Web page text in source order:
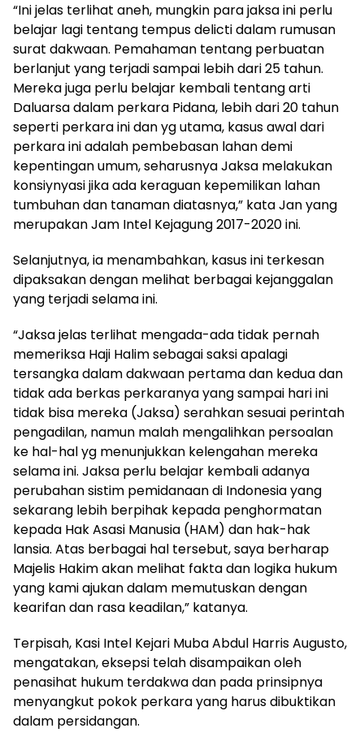
“Ini jelas terlihat aneh, mungkin para jaksa ini perlu
belajar lagi tentang tempus delicti dalam rumusan
surat dakwaan. Pemahaman tentang perbuatan
berlanjut yang terjadi sampai lebih dari 25 tahun.
Mereka juga perlu belajar kembali tentang arti
Daluarsa dalam perkara Pidana, lebih dari 20 tahun
seperti perkara ini dan yg utama, kasus awal dari
perkara ini adalah pembebasan lahan demi
kepentingan umum, seharusnya Jaksa melakukan
konsiynyasi jika ada keraguan kepemilikan lahan
tumbuhan dan tanaman diatasnya,” kata Jan yang
merupakan Jam Intel Kejagung 2017-2020 ini.
Selanjutnya, ia menambahkan, kasus ini terkesan
dipaksakan dengan melihat berbagai kejanggalan
yang terjadi selama ini.
“Jaksa jelas terlihat mengada-ada tidak pernah
memeriksa Haji Halim sebagai saksi apalagi
tersangka dalam dakwaan pertama dan kedua dan
tidak ada berkas perkaranya yang sampai hari ini
tidak bisa mereka (Jaksa) serahkan sesuai perintah
pengadilan, namun malah mengalihkan persoalan
ke hal-hal yg menunjukkan kelengahan mereka
selama ini. Jaksa perlu belajar kembali adanya
perubahan sistim pemidanaan di Indonesia yang
sekarang lebih berpihak kepada penghormatan
kepada Hak Asasi Manusia (HAM) dan hak-hak
lansia. Atas berbagai hal tersebut, saya berharap
Majelis Hakim akan melihat fakta dan logika hukum
yang kami ajukan dalam memutuskan dengan
kearifan dan rasa keadilan,” katanya.
Terpisah, Kasi Intel Kejari Muba Abdul Harris Augusto,
mengatakan, eksepsi telah disampaikan oleh
penasihat hukum terdakwa dan pada prinsipnya
menyangkut pokok perkara yang harus dibuktikan
dalam persidangan.